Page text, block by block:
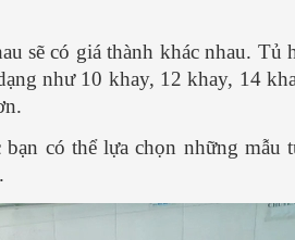
sẽ có giá thành khác nhau. Tủ
như 10 khay, 12 khay, 14
có thể lựa chọn những mẫu